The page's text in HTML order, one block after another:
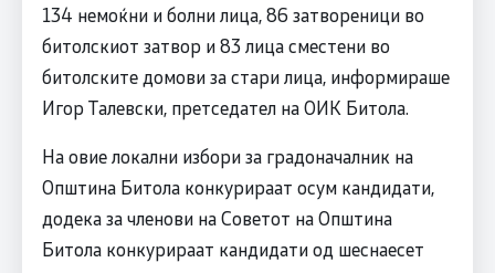
134 немоќни и болни лица, 86 затвореници во
битолскиот затвор и 83 лица сместени во
битолските домови за стари лица, информираше
Игор Талевски, претседател на ОИК Битола.
На овие локални избори за градоначалник на
Општина Битола конкурираат осум кандидати,
додека за членови на Советот на Општина
Битола конкурираат кандидати од шеснаесет